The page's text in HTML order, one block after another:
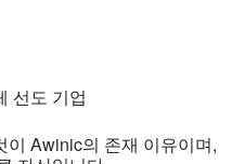
선도 기업
이 Awinic의 존재 이유이며,